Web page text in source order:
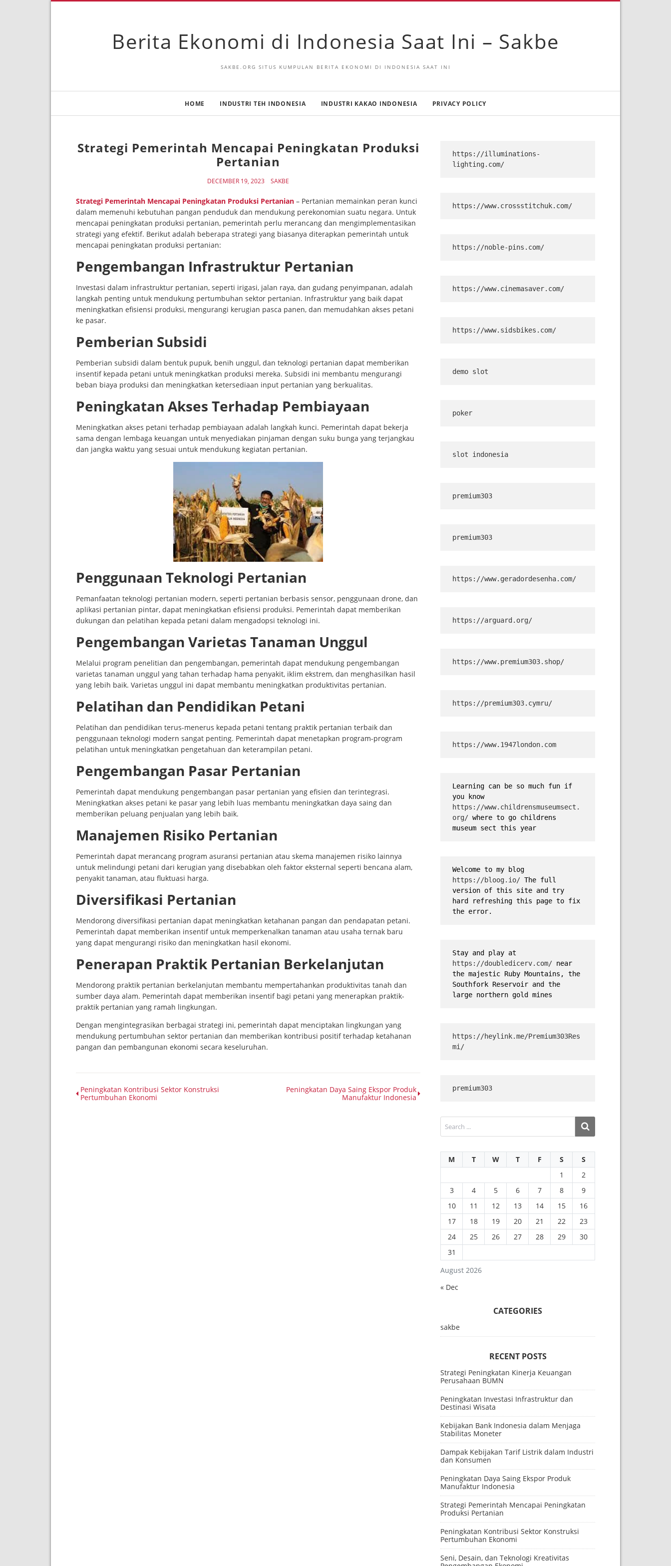
Berita Ekonomi di Indonesia Saat Ini – Sakbe
SAKBE.ORG SITUS KUMPULAN BERITA EKONOMI DI INDONESIA SAAT INI
HOME INDUSTRI TEH INDONESIA INDUSTRI KAKAO INDONESIA PRIVACY POLICY
Strategi Pemerintah Mencapai Peningkatan Produksi
Pertanian
DECEMBER 19, 2023 SAKBE
Strategi Pemerintah Mencapai Peningkatan Produksi Pertanian – Pertanian memainkan peran kunci
dalam memenuhi kebutuhan pangan penduduk dan mendukung perekonomian suatu negara. Untuk
mencapai peningkatan produksi pertanian, pemerintah perlu merancang dan mengimplementasikan
strategi yang efektif. Berikut adalah beberapa strategi yang biasanya diterapkan pemerintah untuk
mencapai peningkatan produksi pertanian:
Pengembangan Infrastruktur Pertanian
Investasi dalam infrastruktur pertanian, seperti irigasi, jalan raya, dan gudang penyimpanan, adalah
langkah penting untuk mendukung pertumbuhan sektor pertanian. Infrastruktur yang baik dapat
meningkatkan efisiensi produksi, mengurangi kerugian pasca panen, dan memudahkan akses petani
ke pasar.
Pemberian Subsidi
Pemberian subsidi dalam bentuk pupuk, benih unggul, dan teknologi pertanian dapat memberikan
insentif kepada petani untuk meningkatkan produksi mereka. Subsidi ini membantu mengurangi
beban biaya produksi dan meningkatkan ketersediaan input pertanian yang berkualitas.
Peningkatan Akses Terhadap Pembiayaan
Meningkatkan akses petani terhadap pembiayaan adalah langkah kunci. Pemerintah dapat bekerja
sama dengan lembaga keuangan untuk menyediakan pinjaman dengan suku bunga yang terjangkau
dan jangka waktu yang sesuai untuk mendukung kegiatan pertanian.
Penggunaan Teknologi Pertanian
Pemanfaatan teknologi pertanian modern, seperti pertanian berbasis sensor, penggunaan drone, dan
aplikasi pertanian pintar, dapat meningkatkan efisiensi produksi. Pemerintah dapat memberikan
dukungan dan pelatihan kepada petani dalam mengadopsi teknologi ini.
Pengembangan Varietas Tanaman Unggul
Melalui program penelitian dan pengembangan, pemerintah dapat mendukung pengembangan
varietas tanaman unggul yang tahan terhadap hama penyakit, iklim ekstrem, dan menghasilkan hasil
yang lebih baik. Varietas unggul ini dapat membantu meningkatkan produktivitas pertanian.
Pelatihan dan Pendidikan Petani
Pelatihan dan pendidikan terus-menerus kepada petani tentang praktik pertanian terbaik dan
penggunaan teknologi modern sangat penting. Pemerintah dapat menetapkan program-program
pelatihan untuk meningkatkan pengetahuan dan keterampilan petani.
Pengembangan Pasar Pertanian
Pemerintah dapat mendukung pengembangan pasar pertanian yang efisien dan terintegrasi.
Meningkatkan akses petani ke pasar yang lebih luas membantu meningkatkan daya saing dan
memberikan peluang penjualan yang lebih baik.
Manajemen Risiko Pertanian
Pemerintah dapat merancang program asuransi pertanian atau skema manajemen risiko lainnya
untuk melindungi petani dari kerugian yang disebabkan oleh faktor eksternal seperti bencana alam,
penyakit tanaman, atau fluktuasi harga.
Diversifikasi Pertanian
Mendorong diversifikasi pertanian dapat meningkatkan ketahanan pangan dan pendapatan petani.
Pemerintah dapat memberikan insentif untuk memperkenalkan tanaman atau usaha ternak baru
yang dapat mengurangi risiko dan meningkatkan hasil ekonomi.
Penerapan Praktik Pertanian Berkelanjutan
Mendorong praktik pertanian berkelanjutan membantu mempertahankan produktivitas tanah dan
sumber daya alam. Pemerintah dapat memberikan insentif bagi petani yang menerapkan praktik-
praktik pertanian yang ramah lingkungan.
Dengan mengintegrasikan berbagai strategi ini, pemerintah dapat menciptakan lingkungan yang
mendukung pertumbuhan sektor pertanian dan memberikan kontribusi positif terhadap ketahanan
pangan dan pembangunan ekonomi secara keseluruhan.
Peningkatan Kontribusi Sektor Konstruksi
Pertumbuhan Ekonomi
Peningkatan Daya Saing Ekspor Produk
Manufaktur Indonesia
https://illuminations-
lighting.com/
https://www.crossstitchuk.com/
https://noble-pins.com/
https://www.cinemasaver.com/
https://www.sidsbikes.com/
demo slot
poker
slot indonesia
premium303
premium303
https://www.geradordesenha.com/
https://arguard.org/
https://www.premium303.shop/
https://premium303.cymru/
https://www.1947london.com
Learning can be so much fun if
you know
https://www.childrensmuseumsect.
org/ where to go childrens
museum sect this year
https://bloog.io/ The full
version of this site and try
hard refreshing this page to fix
the error.
https://doubledicerv.com/ near
the majestic Ruby Mountains, the
Southfork Reservoir and the
large northern gold mines
https://heylink.me/Premium303Res
mi/
premium303
August 2026
M T W T F S
S
1
2
3
4 5 6 7 8
9
10
11 12 13 14 15
16
17
18 19 20 21 22
23
24
25 26 27 28 29
30
31
« Dec
CATEGORIES
sakbe
RECENT POSTS
Strategi Peningkatan Kinerja Keuangan
Perusahaan BUMN
Peningkatan Investasi Infrastruktur dan
Destinasi Wisata
Kebijakan Bank Indonesia dalam Menjaga
Stabilitas Moneter
Dampak Kebijakan Tarif Listrik dalam Industri
dan Konsumen
Peningkatan Daya Saing Ekspor Produk
Manufaktur Indonesia
Strategi Pemerintah Mencapai Peningkatan
Produksi Pertanian
Peningkatan Kontribusi Sektor Konstruksi
Pertumbuhan Ekonomi
Seni, Desain, dan Teknologi Kreativitas